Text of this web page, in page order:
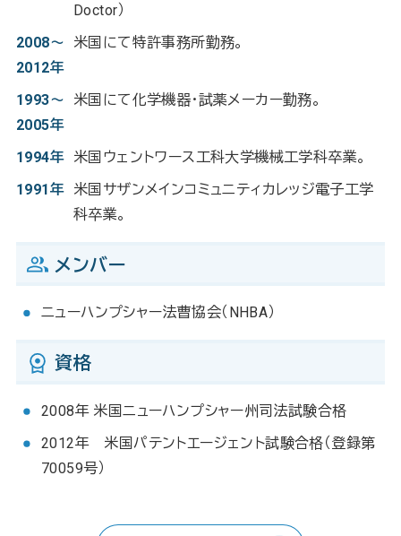
Doctor）
2008～
2012年
米国にて特許事務所勤務。
1993～
2005年
米国にて化学機器・試薬メーカー勤務。
1994年 米国ウェントワース工科大学機械工学科卒業。
1991年 米国サザンメインコミュニティカレッジ電子工学
科卒業。
メンバー
ニューハンプシャー法曹協会（NHBA）
資格
2008年 米国ニューハンプシャー州司法試験合格
2012年 米国パテントエージェント試験合格（登録第
70059号）